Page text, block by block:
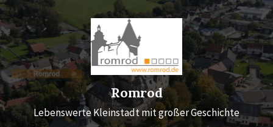
Skip
to
content
Skip
to
main
navigation
Skip
to
footer
Romrod
Lebenswerte Kleinstadt mit großer Geschichte